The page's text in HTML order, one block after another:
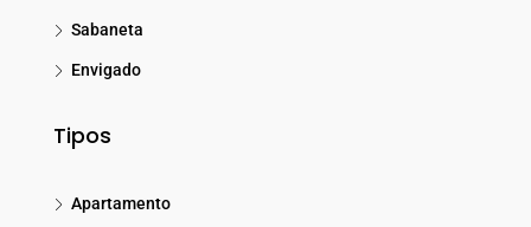
Sabaneta
Envigado
Tipos
Apartamento